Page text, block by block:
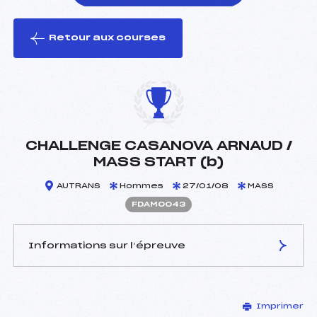
le ski
Retour aux courses
CHALLENGE CASANOVA ARNAUD /
MASS START (b)
AUTRANS Hommes 27/01/08 MASS
FDAM0043
Informations sur l’épreuve
HAMM MICHEL (IF)
Imprimer